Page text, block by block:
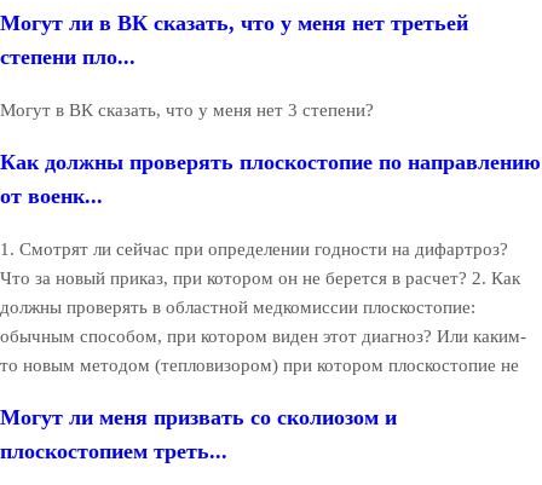
Могут ли в ВК сказать, что у меня нет третьей
степени пло...
Могут в ВК сказать, что у меня нет 3 степени?
Как должны проверять плоскостопие по направлению
от военк...
1. Смотрят ли сейчас при определении годности на дифартроз?
Что за новый приказ, при котором он не берется в расчет? 2. Как
должны проверять в областной медкомиссии плоскостопие:
обычным способом, при котором виден этот диагноз? Или каким-
то новым методом (тепловизором) при котором плоскостопие не
Могут ли меня призвать со сколиозом и
плоскостопием треть...